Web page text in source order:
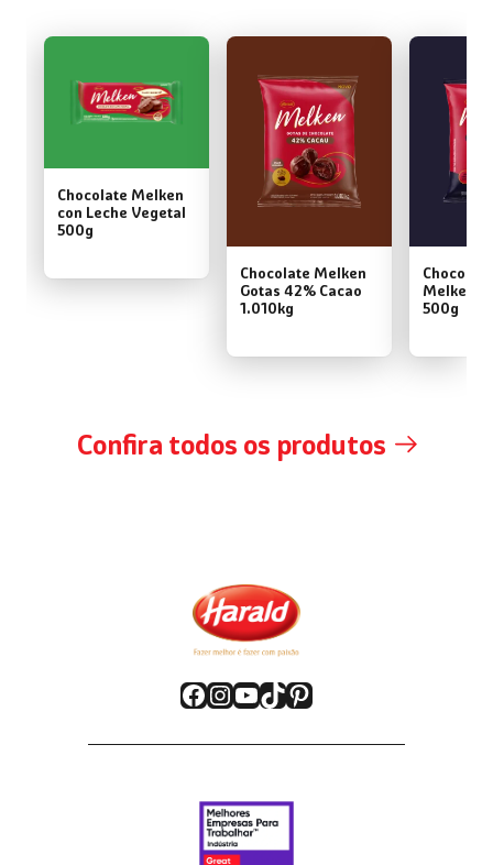
Chocolate Melken
con Leche Vegetal
500g
Chocolate Melken
Gotas 42% Cacao
1.010kg
Melken
500g
Confira todos os produtos
Facebook
Instagram
YouTube
TikTok
Pinterest